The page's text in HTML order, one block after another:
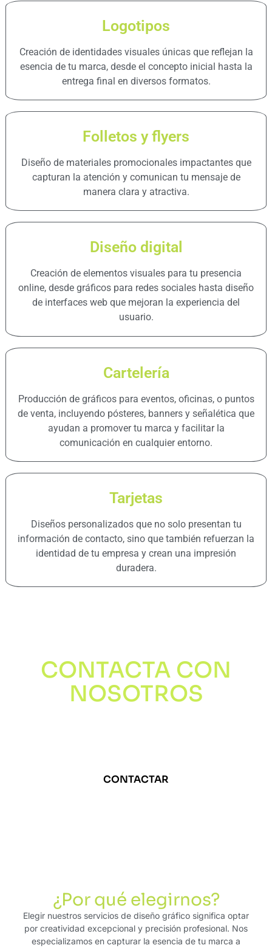
Logotipos
Creación de identidades visuales únicas que reflejan la
esencia de tu marca, desde el concepto inicial hasta la
entrega final en diversos formatos.
Folletos y flyers
Diseño de materiales promocionales impactantes que
capturan la atención y comunican tu mensaje de
manera clara y atractiva.
Diseño digital
Creación de elementos visuales para tu presencia
online, desde gráficos para redes sociales hasta diseño
de interfaces web que mejoran la experiencia del
usuario.
Cartelería
Producción de gráficos para eventos, oficinas, o puntos
de venta, incluyendo pósteres, banners y señalética que
ayudan a promover tu marca y facilitar la
comunicación en cualquier entorno.
Tarjetas
Diseños personalizados que no solo presentan tu
información de contacto, sino que también refuerzan la
identidad de tu empresa y crean una impresión
duradera.
CONTACTA CON
NOSOTROS
CONTACTAR
¿Por qué elegirnos?
Elegir nuestros servicios de diseño gráfico significa optar
por creatividad excepcional y precisión profesional. Nos
especializamos en capturar la esencia de tu marca a